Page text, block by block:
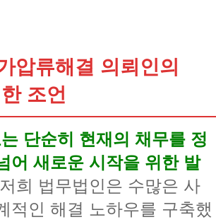
압류해결 의뢰인의
조언
단순히 현재의 채무를 정
어 새로운 시작을 위한 발
저희 법무법인은 수많은 사
적인 해결 노하우를 구축했